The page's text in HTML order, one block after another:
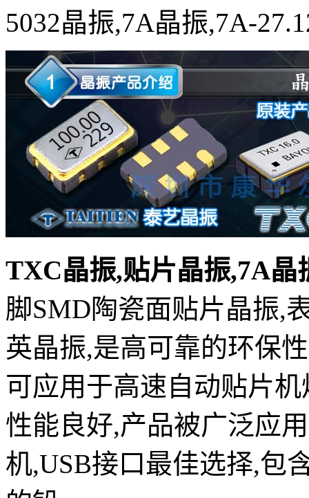
5032晶振,7A晶振,7A-
TXC晶振,贴片晶振,7A
脚SMD陶瓷面贴片晶振,
英晶振,是高可靠的环保
可应用于高速自动贴片
性能良好,产品被广泛应
机,USB接口最佳选择,包